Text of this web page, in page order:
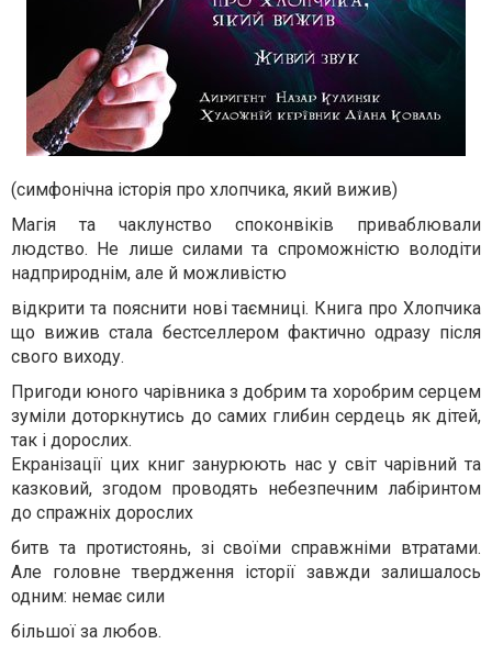
(симфонічна історія про хлопчика, який вижив)
Магія та чаклунство споконвіків приваблювали
людство. Не лише силами та спроможністю володіти
надприроднім, але й можливістю
відкрити та пояснити нові таємниці. Книга про Хлопчика
що вижив стала бестселлером фактично одразу після
свого виходу.
Пригоди юного чарівника з добрим та хоробрим серцем
зуміли доторкнутись до самих глибин сердець як дітей,
так і дорослих.
Екранізації цих книг занурюють нас у світ чарівний та
казковий, згодом проводять небезпечним лабіринтом
до спражніх дорослих
битв та протистоянь, зі своїми справжніми втратами.
Але головне твердження історії завжди залишалось
одним: немає сили
більшої за любов.